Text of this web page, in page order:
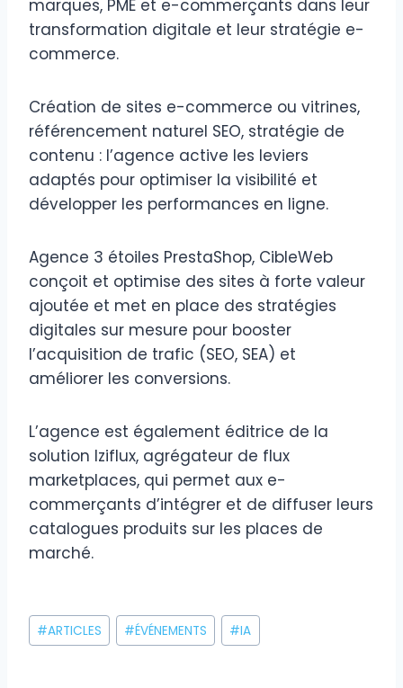
marques, PME et e-commerçants dans leur
transformation digitale et leur stratégie e-
commerce.
Création de sites e-commerce ou vitrines,
référencement naturel SEO, stratégie de
contenu : l’agence active les leviers
adaptés pour optimiser la visibilité et
développer les performances en ligne.
Agence 3 étoiles PrestaShop, CibleWeb
conçoit et optimise des sites à forte valeur
ajoutée et met en place des stratégies
digitales sur mesure pour booster
l’acquisition de trafic (SEO, SEA) et
améliorer les conversions.
L’agence est également éditrice de la
solution Iziflux, agrégateur de flux
marketplaces, qui permet aux e-
commerçants d’intégrer et de diffuser leurs
catalogues produits sur les places de
marché.
Étiquettes
de
#ARTICLES #ÉVÉNEMENTS #IA